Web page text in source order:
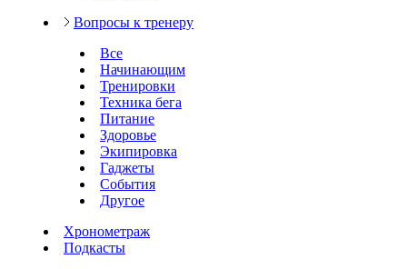
Вопросы к тренеру
Все
Начинающим
Тренировки
Техника бега
Питание
Здоровье
Экипировка
Гаджеты
События
Другое
Хронометраж
Подкасты